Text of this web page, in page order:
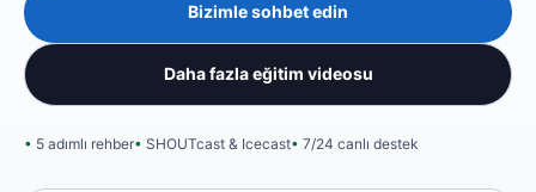
Bizimle sohbet edin
Daha fazla eğitim videosu
5 adımlı rehber SHOUTcast & Icecast 7/24 canlı destek